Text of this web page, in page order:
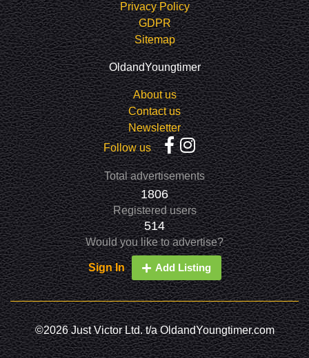
Privacy Policy
GDPR
Sitemap
OldandYoungtimer
About us
Contact us
Newsletter
Follow us
Total advertisements
1806
Registered users
514
Would you like to advertise?
Sign In Add Listing
©2026 Just Victor Ltd. t/a OldandYoungtimer.com